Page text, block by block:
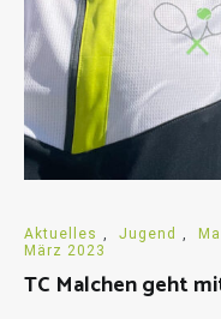
Aktuelles Jugend
März 2023
TC Malchen geht